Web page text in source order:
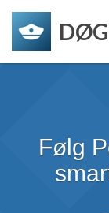
Følg